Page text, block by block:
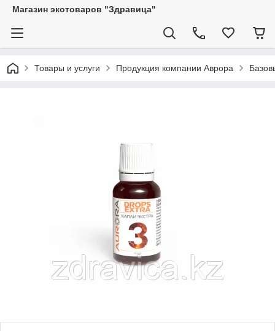
Магазин экотоваров "Здравица"
Товары и услуги Продукция компании Аврора